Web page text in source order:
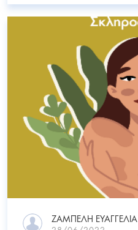
ΖΑΜΠΕΛΗ ΕΥΑΓΓΕΛΙΑ